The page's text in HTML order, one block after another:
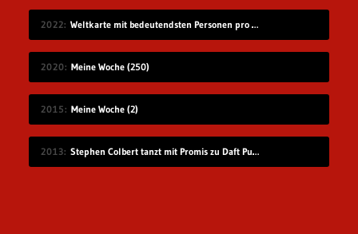
2022 Weltkarte mit bedeutendsten Personen pro Geburtsort
2020 Meine Woche (250)
2015 Meine Woche (2)
2013 Stephen Colbert tanzt mit Promis zu Daft Punk